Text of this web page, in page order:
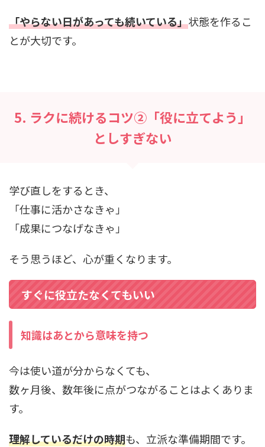
「やらない日があっても続いている」状態を作るこ
とが大切です。
5. ラクに続けるコツ②「役に立てよう」
としすぎない
学び直しをするとき、
「仕事に活かさなきゃ」
「成果につなげなきゃ」
そう思うほど、心が重くなります。
すぐに役立たなくてもいい
知識はあとから意味を持つ
今は使い道が分からなくても、
数ヶ月後、数年後に点がつながることはよくありま
す。
理解しているだけの時期も、立派な準備期間です。